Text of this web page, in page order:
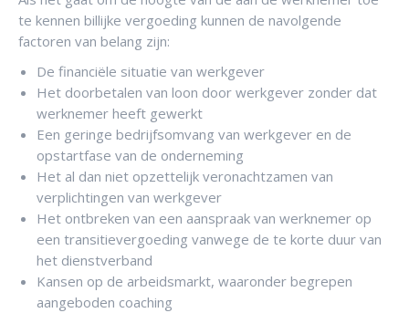
te kennen billijke vergoeding kunnen de navolgende
factoren van belang zijn:
De financiële situatie van werkgever
Het doorbetalen van loon door werkgever zonder dat
werknemer heeft gewerkt
Een geringe bedrijfsomvang van werkgever en de
opstartfase van de onderneming
Het al dan niet opzettelijk veronachtzamen van
verplichtingen van werkgever
Het ontbreken van een aanspraak van werknemer op
een transitievergoeding vanwege de te korte duur van
het dienstverband
Kansen op de arbeidsmarkt, waaronder begrepen
aangeboden coaching